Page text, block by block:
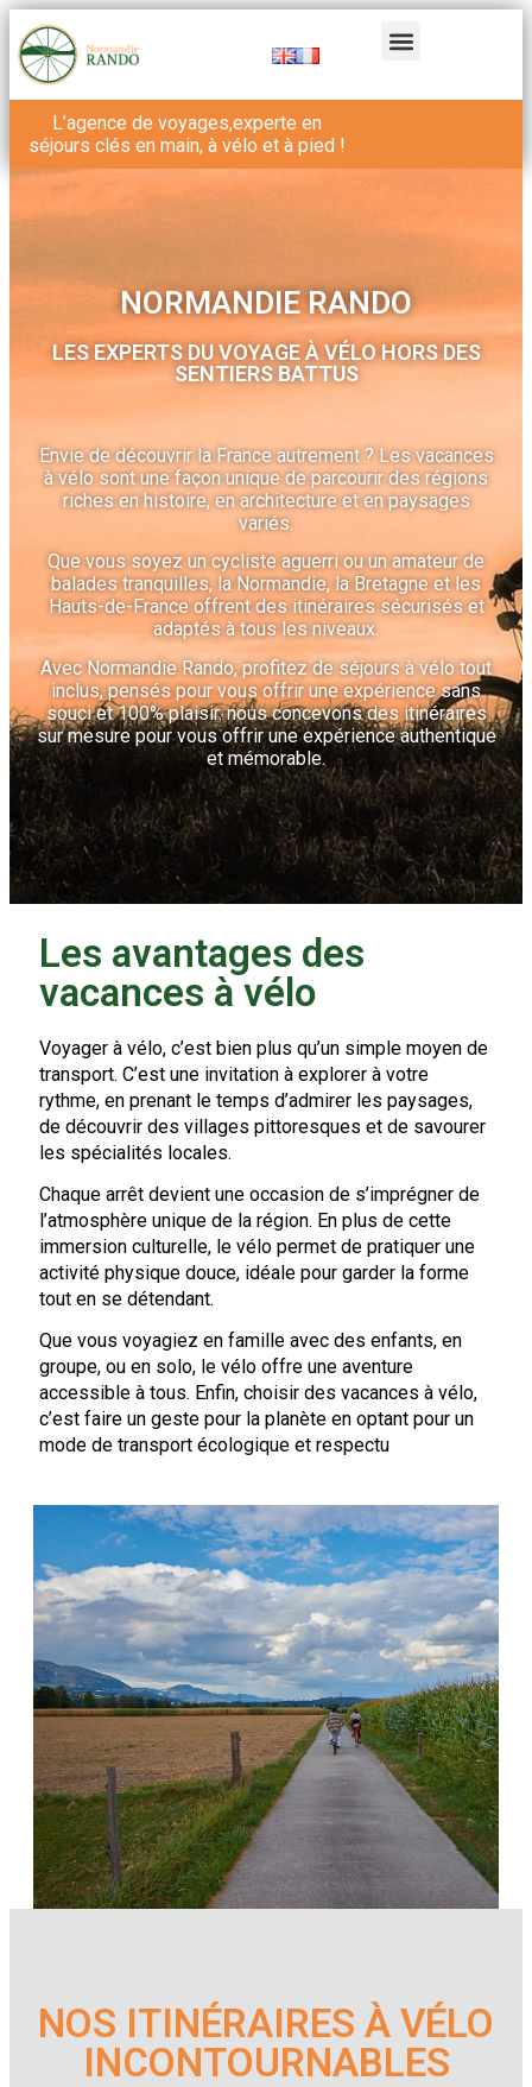
L’agence de voyages,experte en
séjours clés en main, à vélo et à pied !
NORMANDIE RANDO
LES EXPERTS DU VOYAGE À VÉLO HORS DES
SENTIERS BATTUS
Envie de découvrir la France autrement ? Les vacances
à vélo sont une façon unique de parcourir des régions
riches en histoire, en architecture et en paysages
variés.
Que vous soyez un cycliste aguerri ou un amateur de
balades tranquilles, la Normandie, la Bretagne et les
Hauts-de-France offrent des itinéraires sécurisés et
adaptés à tous les niveaux.
Avec Normandie Rando, profitez de séjours à vélo tout
inclus, pensés pour vous offrir une expérience sans
souci et 100% plaisir.nous concevons des itinéraires
sur mesure pour vous offrir une expérience authentique
et mémorable.
Les avantages des
vacances à vélo
Voyager à vélo, c’est bien plus qu’un simple moyen de
transport. C’est une invitation à explorer à votre
rythme, en prenant le temps d’admirer les paysages,
de découvrir des villages pittoresques et de savourer
les spécialités locales.
Chaque arrêt devient une occasion de s’imprégner de
l’atmosphère unique de la région. En plus de cette
immersion culturelle, le vélo permet de pratiquer une
activité physique douce, idéale pour garder la forme
tout en se détendant.
Que vous voyagiez en famille avec des enfants, en
groupe, ou en solo, le vélo offre une aventure
accessible à tous. Enfin, choisir des vacances à vélo,
c’est faire un geste pour la planète en optant pour un
mode de transport écologique et respectu
NOS ITINÉRAIRES À VÉLO
INCONTOURNABLES